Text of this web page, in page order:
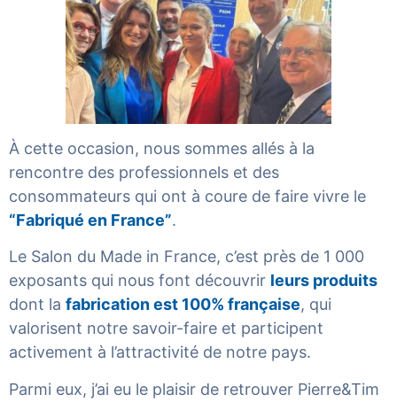
À cette occasion, nous sommes allés à la
rencontre des professionnels et des
consommateurs qui ont à coure de faire vivre le
“Fabriqué en France”.
Le Salon du Made in France, c’est près de 1 000
exposants qui nous font découvrir leurs produits
dont la fabrication est 100% française, qui
valorisent notre savoir-faire et participent
activement à l’attractivité de notre pays.
Parmi eux, j’ai eu le plaisir de retrouver Pierre&Tim